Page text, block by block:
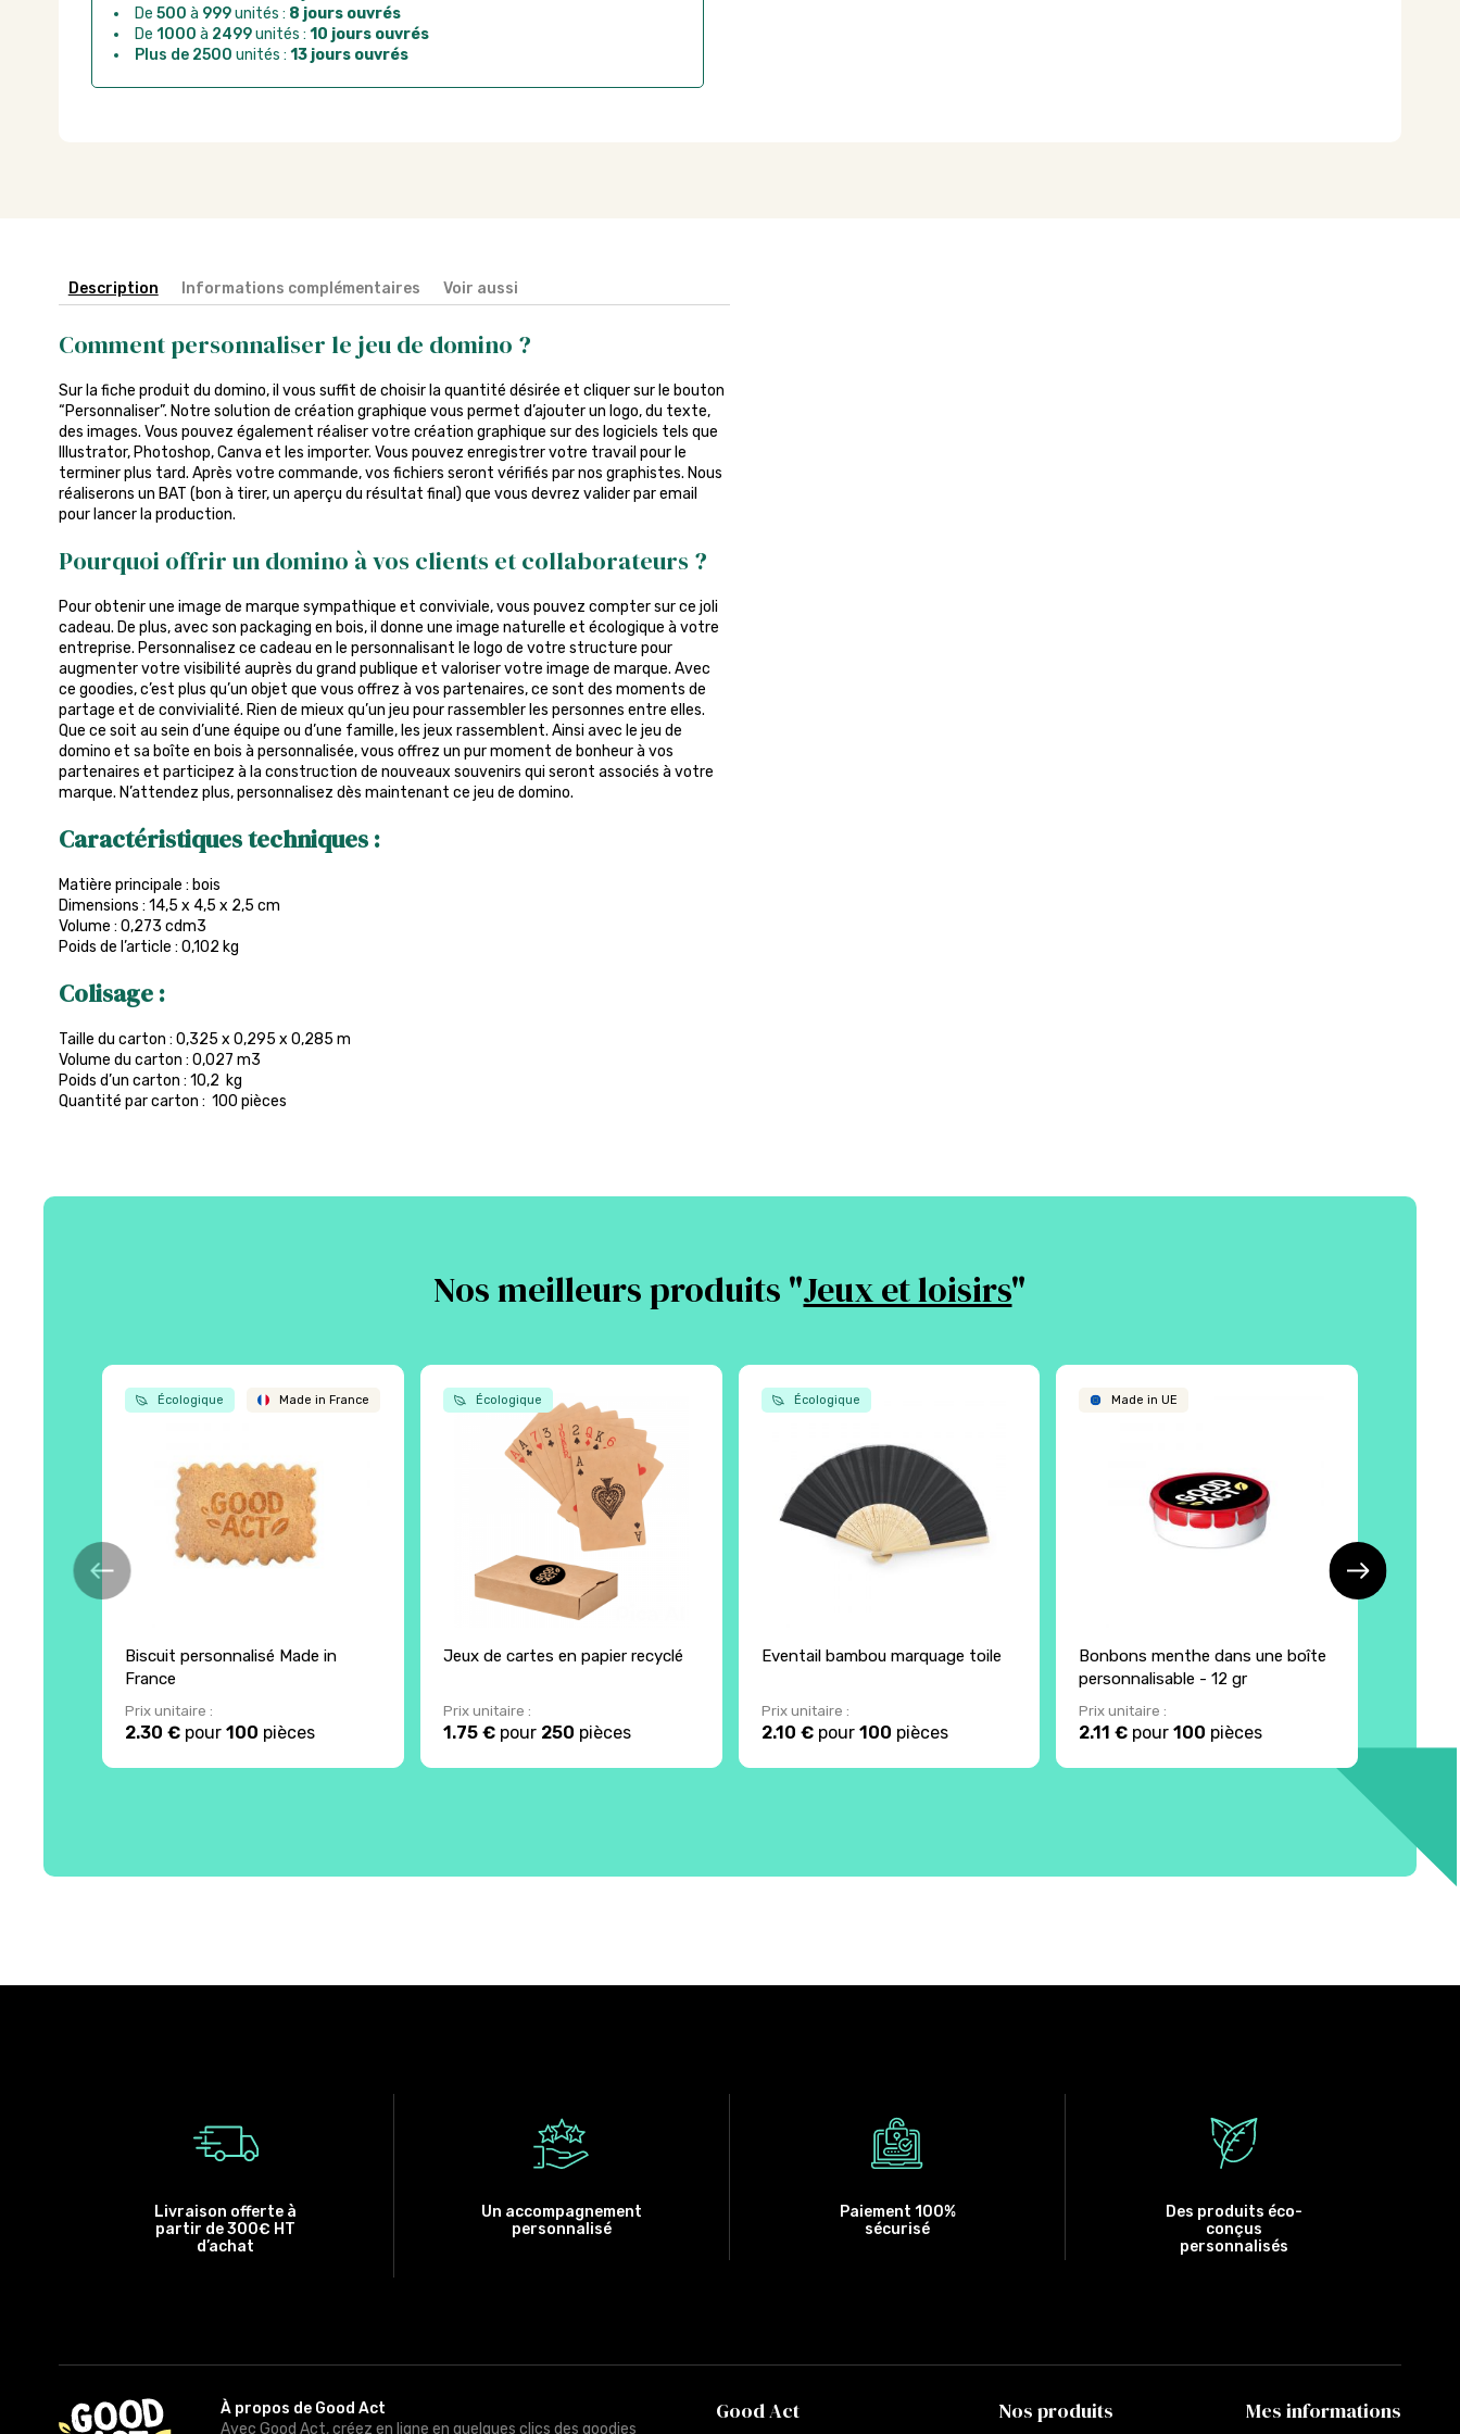
De 500 à 999unités : 8 jours ouvrés
De 1000 à 2499unités : 10 jours ouvrés
Plus de 2500 unités : 13 jours ouvrés
Description Informations complémentaires Voir aussi
Comment personnaliser le jeu de domino ?
Sur la fiche produit du domino, il vous suffit de choisir la quantité désirée et cliquer sur le bouton
“Personnaliser”. Notre solution de création graphique vous permet d’ajouter un logo, du texte,
des images. Vous pouvez également réaliser votre création graphique sur des logiciels tels que
Illustrator, Photoshop, Canva et les importer. Vous pouvez enregistrer votre travail pour le
terminer plus tard. Après votre commande, vos fichiers seront vérifiés par nos graphistes. Nous
réaliserons un BAT (bon à tirer, un aperçu du résultat final) que vous devrez valider par email
pour lancer la production.
Pourquoi offrir un domino à vos clients et collaborateurs ?
Pour obtenir une image de marque sympathique et conviviale, vous pouvez compter sur ce joli
cadeau. De plus, avec son packaging en bois, il donne une image naturelle et écologique à votre
entreprise. Personnalisez ce cadeau en le personnalisant le logo de votre structure pour
augmenter votre visibilité auprès du grand publique et valoriser votre image de marque. Avec
ce goodies, c’est plus qu’un objet que vous offrez à vos partenaires, ce sont des moments de
partage et de convivialité. Rien de mieux qu’un jeu pour rassembler les personnes entre elles.
Que ce soit au sein d’une équipe ou d’une famille, les jeux rassemblent. Ainsi avec le jeu de
domino et sa boîte en bois à personnalisée, vous offrez un pur moment de bonheur à vos
partenaires et participez à la construction de nouveaux souvenirs qui seront associés à votre
marque. N’attendez plus, personnalisez dès maintenant ce jeu de domino.
Caractéristiques techniques :
Matière principale : bois
Dimensions : 14,5 x 4,5 x 2,5 cm
Volume : 0,273 cdm3
Poids de l’article : 0,102 kg
Colisage :
Taille du carton : 0,325 x 0,295 x 0,285 m
Volume du carton : 0,027 m3
Poids d’un carton : 10,2 kg
Quantité par carton : 100 pièces
Nos meilleurs produits "Jeux et loisirs"
Écologique Made in France
Biscuit personnalisé Made in
France
Prix unitaire :
2.30 € pour100 pièces
Écologique
Jeux de cartes en papier recyclé
Prix unitaire :
1.75 €pour 250 pièces
Écologique
Eventail bambou marquage toile
Prix unitaire :
2.10 €pour 100 pièces
Made in UE
Bonbons menthe dans une boîte
personnalisable - 12 gr
Prix unitaire :
2.11 € pour100 pièces
Livraison offerte à
partir de 300€ HT
d’achat
Un accompagnement
personnalisé
Paiement 100%
sécurisé
Des produits éco-
conçus
personnalisés
À propos de Good Act
Avec Good Act, créez en ligne en quelques clics des goodies
Good Act Nos produits Mes informations